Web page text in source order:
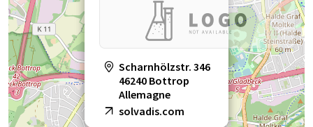
Scharnhölzstr. 346
46240 Bottrop
Allemagne
solvadis.com